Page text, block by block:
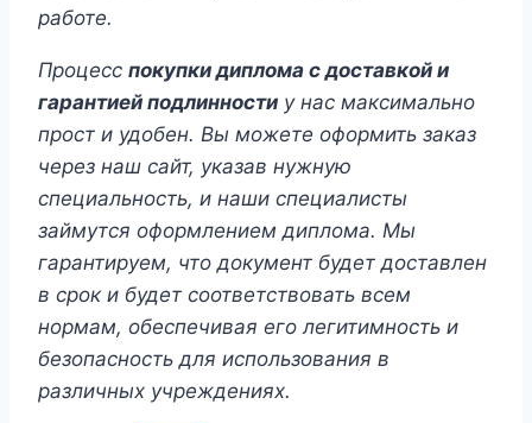
работе.
Процесс покупки диплома с доставкой и
гарантией подлинности у нас максимально
прост и удобен. Вы можете оформить заказ
через наш сайт, указав нужную
специальность, и наши специалисты
займутся оформлением диплома. Мы
гарантируем, что документ будет доставлен
в срок и будет соответствовать всем
нормам, обеспечивая его легитимность и
безопасность для использования в
различных учреждениях.